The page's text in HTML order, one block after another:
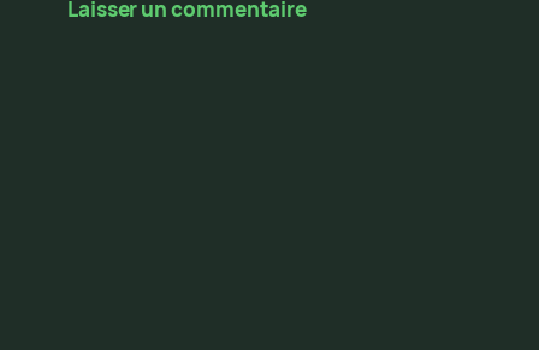
Laisser un commentaire